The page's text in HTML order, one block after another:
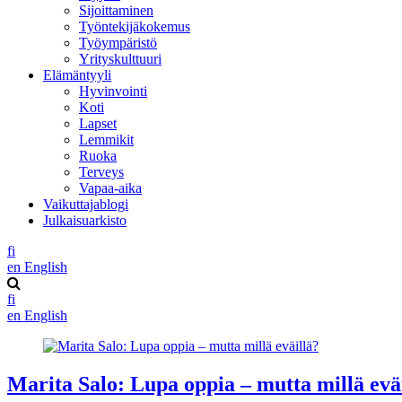
Sijoittaminen
Työntekijäkokemus
Työympäristö
Yrityskulttuuri
Elämäntyyli
Hyvinvointi
Koti
Lapset
Lemmikit
Ruoka
Terveys
Vapaa-aika
Vaikuttajablogi
Julkaisuarkisto
fi
en English
fi
en English
Marita Salo: Lupa oppia – mutta millä